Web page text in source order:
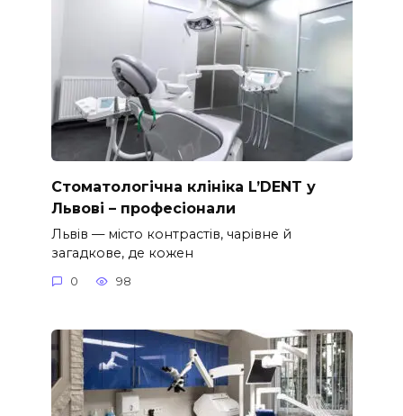
Стоматологічна клініка L’DENT у
Львові – професіонали
Львів — місто контрастів, чарівне й
загадкове, де кожен
0 98